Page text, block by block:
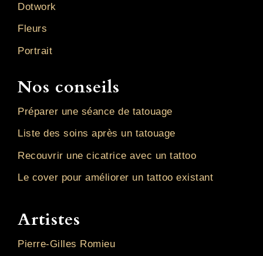
Dotwork
Fleurs
Portrait
Nos conseils
Préparer une séance de tatouage
Liste des soins après un tatouage
Recouvrir une cicatrice avec un tattoo
Le cover pour améliorer un tattoo existant
Artistes
Pierre-Gilles Romieu